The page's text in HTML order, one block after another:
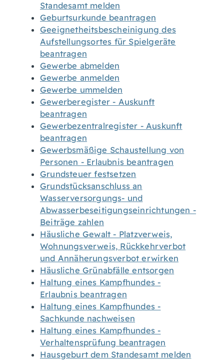
Standesamt melden
Geburtsurkunde beantragen
Geeignetheitsbescheinigung des
Aufstellungsortes für Spielgeräte
beantragen
Gewerbe abmelden
Gewerbe anmelden
Gewerbe ummelden
Gewerberegister - Auskunft
beantragen
Gewerbezentralregister - Auskunft
beantragen
Gewerbsmäßige Schaustellung von
Personen - Erlaubnis beantragen
Grundsteuer festsetzen
Grundstücksanschluss an
Wasserversorgungs- und
Abwasserbeseitigungseinrichtungen -
Beiträge zahlen
Häusliche Gewalt - Platzverweis,
Wohnungsverweis, Rückkehrverbot
und Annäherungsverbot erwirken
Häusliche Grünabfälle entsorgen
Haltung eines Kampfhundes -
Erlaubnis beantragen
Haltung eines Kampfhundes -
Sachkunde nachweisen
Haltung eines Kampfhundes -
Verhaltensprüfung beantragen
Hausgeburt dem Standesamt melden